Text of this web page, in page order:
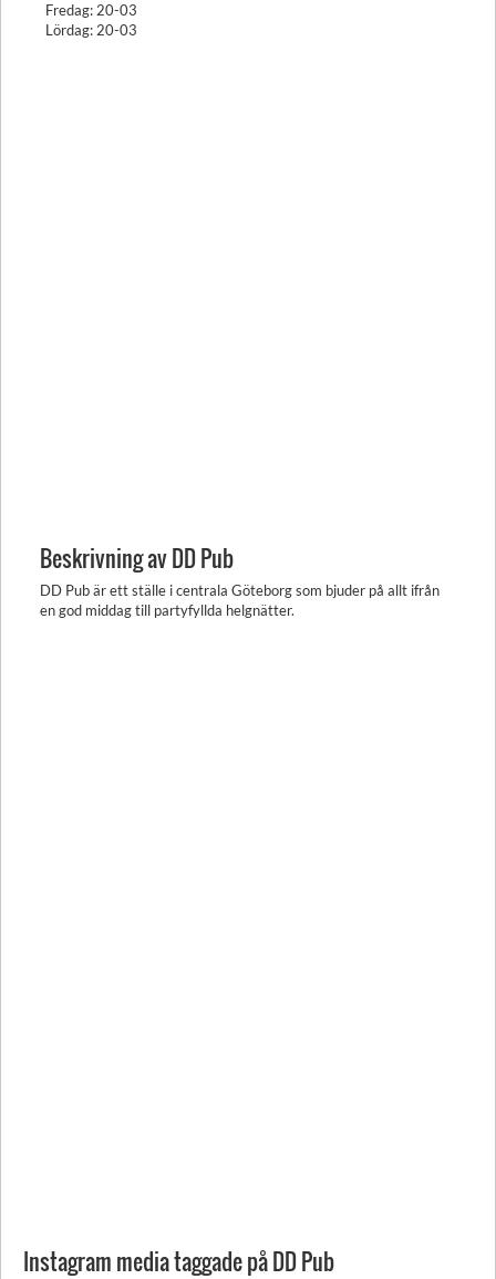
Fredag: 20-03
Lördag: 20-03
Beskrivning av DD Pub
DD Pub är ett ställe i centrala Göteborg som bjuder på allt ifrån
en god middag till partyfyllda helgnätter.
Instagram media taggade på DD Pub